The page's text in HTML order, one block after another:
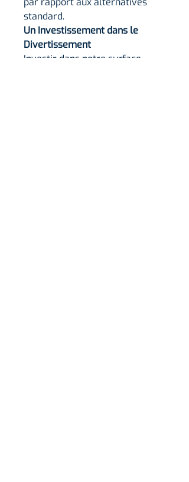
standard.
Un Investissement dans le
Divertissement
Investir dans notre surface